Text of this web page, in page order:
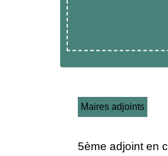
Maires adjoints
5ème adjoint en